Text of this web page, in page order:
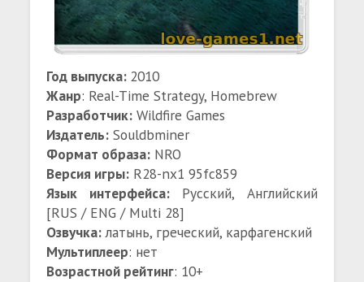
Год выпуска: 2010
Жанр: Real-Time Strategy, Homebrew
Разработчик: Wildfire Games
Издатель: Souldbminer
Формат образа: NRO
Версия игры: R28-nx1 95fc859
Язык интерфейса: Русский, Английский
[RUS / ENG / Multi 28]
Озвучка:латынь, греческий, карфагенский
Мультиплеер: нет
Возрастной рейтинг: 10+